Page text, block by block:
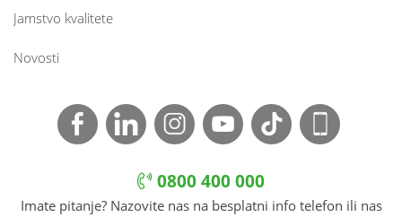
Jamstvo kvalitete
Novosti
0800 400 000
Imate pitanje? Nazovite nas na besplatni info telefon ili nas